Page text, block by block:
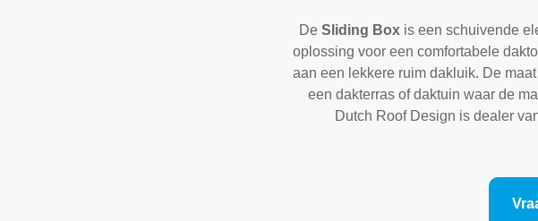
De Sliding Box is een schuivende
oplossing voor een comfortabele
aan een lekkere ruim dakluik. De
een dakterras of daktuin waar de
Dutch Roof Design is dealer